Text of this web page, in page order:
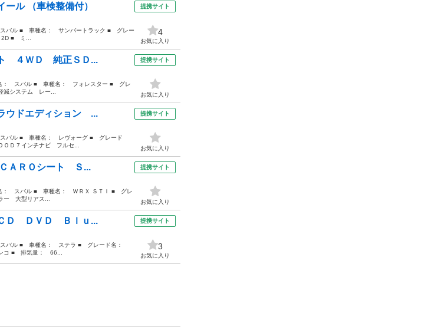
ル （車検整備付）
バル ■ 車種名： サンバートラック ■ グレー
■ ミ...
提携サイト
4
お気に入り
４ＷＤ 純正ＳＤ...
： スバル ■ 車種名： フォレスター ■ グレ
システム レー...
提携サイト
お気に入り
ウドエディション ...
バル ■ 車種名： レヴォーグ ■ グレード
Ｄ７インチナビ フルセ...
提携サイト
お気に入り
ＡＲＯシート Ｓ...
： スバル ■ 車種名： ＷＲＸ ＳＴＩ ■ グレ
大型リアス...
提携サイト
お気に入り
Ｄ ＤＶＤ Ｂｌｕ...
バル ■ 車種名： ステラ ■ グレード名：
コ ■ 排気量： 66...
提携サイト
3
お気に入り